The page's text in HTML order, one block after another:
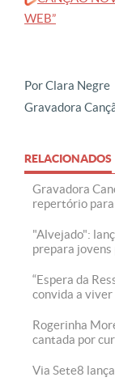
WEB”
Por Clara Negre
Gravadora
RELACIONADOS
Gravadora
repertório para
"Alvejado":
prepara
“Espera da
convida a
Rogerinha
cantada por
Via Sete8